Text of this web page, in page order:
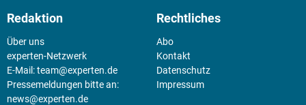
Redaktion
Über uns
experten-Netzwerk
E-Mail:team@experten.de
Pressemeldungen bitte an:
news@experten.de
Rechtliches
Abo
Kontakt
Datenschutz
Impressum